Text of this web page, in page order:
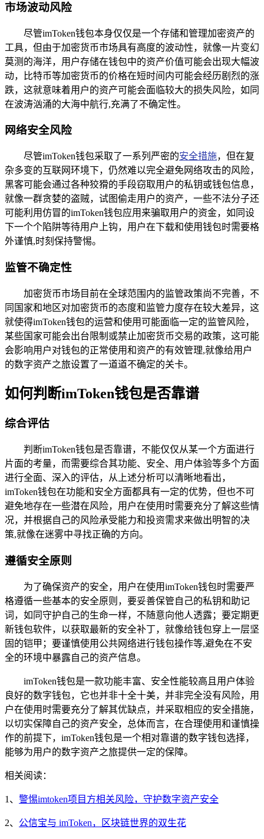
市场波动风险
尽管imToken钱包本身仅仅是一个存储和管理加密资产的
工具，但由于加密货币市场具有高度的波动性，就像一片变幻
莫测的海洋，用户存储在钱包中的资产价值可能会出现大幅波
动，比特币等加密货币的价格在短时间内可能会经历剧烈的涨
跌，这就意味着用户的资产可能会面临较大的损失风险，如同
在波涛汹涌的大海中航行,充满了不确定性。
网络安全风险
尽管imToken钱包采取了一系列严密的安全措施，但在复
杂多变的互联网环境下，仍然难以完全避免网络攻击的风险，
黑客可能会通过各种狡猾的手段窃取用户的私钥或钱包信息，
就像一群贪婪的盗贼，试图偷走用户的资产，一些不法分子还
可能利用仿冒的imToken钱包应用来骗取用户的资金，如同设
下一个个陷阱等待用户上钩，用户在下载和使用钱包时需要格
外谨慎,时刻保持警惕。
监管不确定性
加密货币市场目前在全球范围内的监管政策尚不完善，不
同国家和地区对加密货币的态度和监管力度存在较大差异，这
就使得imToken钱包的运营和使用可能面临一定的监管风险，
某些国家可能会出台限制或禁止加密货币交易的政策，这可能
会影响用户对钱包的正常使用和资产的有效管理,就像给用户
的数字资产之旅设置了一道道不确定的关卡。
如何判断imToken钱包是否靠谱
综合评估
判断imToken钱包是否靠谱，不能仅仅从某一个方面进行
片面的考量，而需要综合其功能、安全、用户体验等多个方面
进行全面、深入的评估，从上述分析可以清晰地看出，
imToken钱包在功能和安全方面都具有一定的优势，但也不可
避免地存在一些潜在风险，用户在使用时需要充分了解这些情
况，并根据自己的风险承受能力和投资需求来做出明智的决
策,就像在迷雾中寻找正确的方向。
遵循安全原则
为了确保资产的安全，用户在使用imToken钱包时需要严
格遵循一些基本的安全原则，要妥善保管自己的私钥和助记
词，如同守护自己的生命一样，不随意向他人透露；要定期更
新钱包软件，以获取最新的安全补丁，就像给钱包穿上一层坚
固的铠甲；要谨慎使用公共网络进行钱包操作等,避免在不安
全的环境中暴露自己的资产信息。
imToken钱包是一款功能丰富、安全性能较高且用户体验
良好的数字钱包，它也并非十全十美，并非完全没有风险，用
户在使用时需要充分了解其优缺点，并采取相应的安全措施，
以切实保障自己的资产安全，总体而言，在合理使用和谨慎操
作的前提下，imToken钱包是一个相对靠谱的数字钱包选择，
能够为用户的数字资产之旅提供一定的保障。
相关阅读：
1、 警惕imtoken项目方相关风险，守护数字资产安全
2、 公信宝与 imToken，区块链世界的双生花